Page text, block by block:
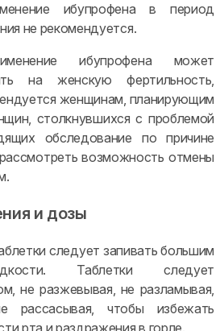
ибупрофена в период
не рекомендуется.
ибупрофена может
на женскую фертильность,
женщинам, планирующим
столкнувшихся с проблемой
обследование по причине
возможность отмены
и дозы
следует запивать большим
Таблетки следует
не разжевывая, не разламывая,
рассасывая, чтобы избежать
рта и раздражения в горле.